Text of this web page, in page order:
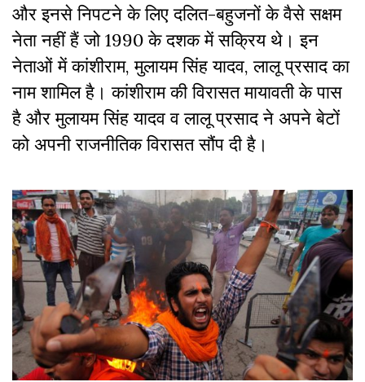
और इनसे निपटने के लिए दलित-बहुजनों के वैसे सक्षम
नेता नहीं हैं जो 1990 के दशक में सक्रिय थे। इन
नेताओं में कांशीराम, मुलायम सिंह यादव, लालू प्रसाद का
नाम शामिल है। कांशीराम की विरासत मायावती के पास
है और मुलायम सिंह यादव व लालू प्रसाद ने अपने बेटों
को अपनी राजनीतिक विरासत सौंप दी है।